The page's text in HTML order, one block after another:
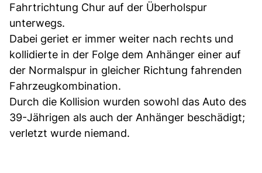
Fahrtrichtung Chur auf der Überholspur
unterwegs.
Dabei geriet er immer weiter nach rechts und
kollidierte in der Folge dem Anhänger einer auf
der Normalspur in gleicher Richtung fahrenden
Fahrzeugkombination.
Durch die Kollision wurden sowohl das Auto des
39-Jährigen als auch der Anhänger beschädigt;
verletzt wurde niemand.